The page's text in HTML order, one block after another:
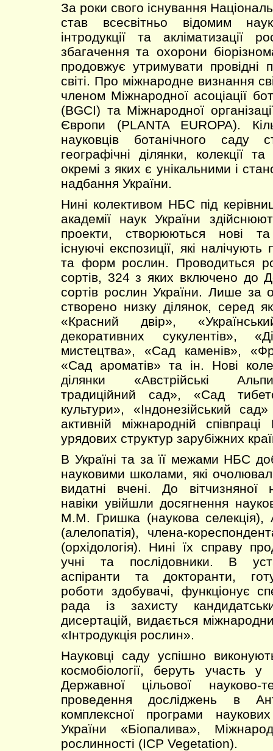
За роки свого існування
став всесвітньо відомим
інтродукції та акліматизації
збагачення та охорони
продовжує утримувати провідні
світі. Про міжнародне визнання
членом Міжнародної асоціації
(BGCI) та Міжнародної
Європи (PLANTA EUROPA).
науковців ботанічного саду
географічні ділянки, колекції
окремі з яких є унікальними і
надбання України.
Нині колективом НБС під
академії наук України
проекти, створюються нові та
існуючі експозиції, які
та форм рослин. Проводиться
сортів, 324 з яких включено до
сортів рослин України. Лише за
створено низку ділянок, серед
«Красний двір»,
декоративних сукулентів»,
мистецтва», «Сад каменів»,
«Сад ароматів» та ін. Нові
ділянки «Австрійські
традиційний сад», «Сад
культури», «Індонезійський
активній міжнародній
урядових структур зарубіжних
В Україні та за її межами НБС
науковими школами, які
видатні вчені. До вітчизняної
навіки увійшли досягнення
М.М. Гришка (наукова селекція),
(алелопатія), члена-
(орхідологія). Нині їх справу
учні та послідовники. В
аспіранти та докторанти,
роботи здобувачі, функціонує
рада із захисту
дисертацій, видається
«Інтродукція рослин».
Науковці саду успішно
космобіології, беруть участь у
Державної цільової науково-
проведення досліджень в
комплексної програми
України «Біопалива»,
рослинності (ICP Vegetation).